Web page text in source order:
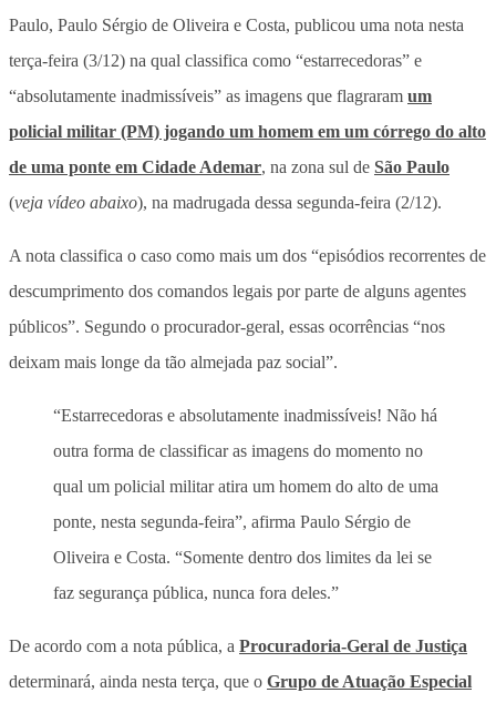
Paulo, Paulo Sérgio de Oliveira e Costa, publicou uma nota nesta
terça-feira (3/12) na qual classifica como “estarrecedoras” e
“absolutamente inadmissíveis” as imagens que flagraram um
policial militar (PM) jogando um homem em um córrego do alto
de uma ponte em Cidade Ademar, na zona sul de São Paulo
(veja vídeo abaixo), na madrugada dessa segunda-feira (2/12).
A nota classifica o caso como mais um dos “episódios recorrentes de
descumprimento dos comandos legais por parte de alguns agentes
públicos”. Segundo o procurador-geral, essas ocorrências “nos
deixam mais longe da tão almejada paz social”.
“Estarrecedoras e absolutamente inadmissíveis! Não há
outra forma de classificar as imagens do momento no
qual um policial militar atira um homem do alto de uma
ponte, nesta segunda-feira”, afirma Paulo Sérgio de
Oliveira e Costa. “Somente dentro dos limites da lei se
faz segurança pública, nunca fora deles.”
De acordo com a nota pública, a Procuradoria-Geral de Justiça
determinará, ainda nesta terça, que o Grupo de Atuação Especial